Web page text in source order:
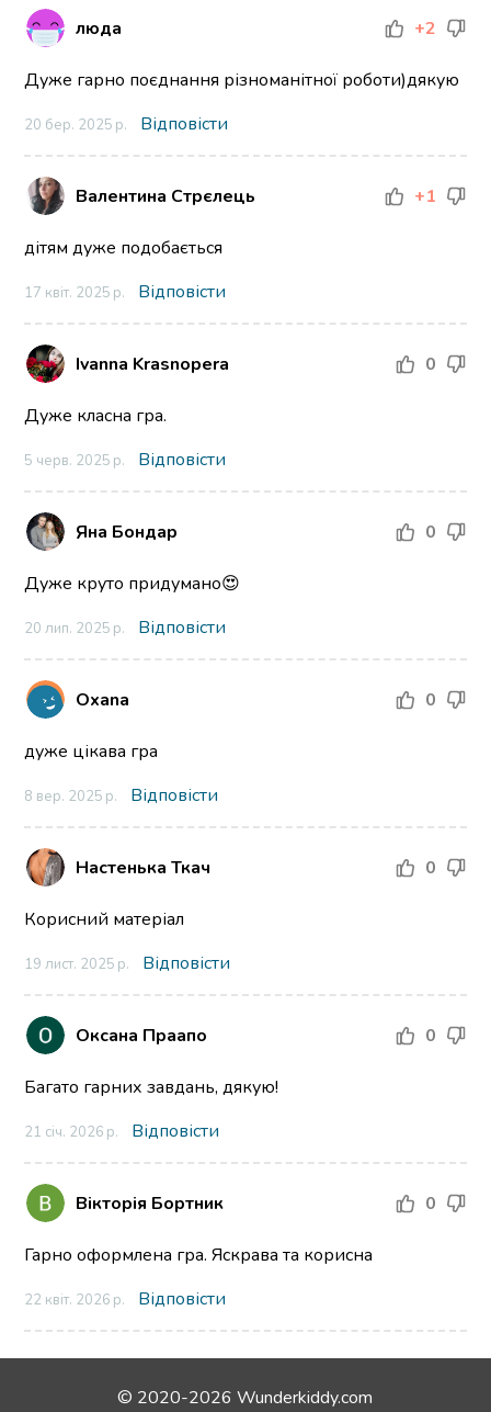
люда +2
Дуже гарно поєднання різноманітної роботи)дякую
20 бер. 2025 р. Відповісти
Валентина Стрєлець +1
дітям дуже подобається
17 квіт. 2025 р. Відповісти
Ivanna Krasnopera 0
Дуже класна гра.
5 черв. 2025 р. Відповісти
Яна Бондар 0
Дуже круто придумано😍
20 лип. 2025 р. Відповісти
Oxana 0
дуже цікава гра
8 вер. 2025 р. Відповісти
Настенька Ткач 0
Корисний матеріал
19 лист. 2025 р. Відповісти
Оксана Праапо 0
Багато гарних завдань, дякую!
21 січ. 2026 р. Відповісти
Вікторія Бортник 0
Гарно оформлена гра. Яскрава та корисна
22 квіт. 2026 р. Відповісти
© 2020-2026 Wunderkiddy.com